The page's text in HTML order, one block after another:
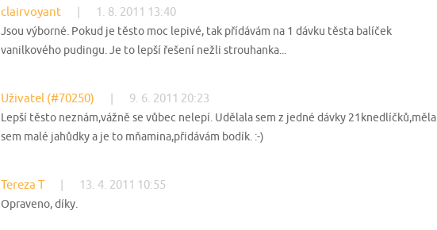
clairvoyant 1. 8. 2011 13:40
Jsou výborné. Pokud je těsto moc lepivé, tak přídávám na 1 dávku těsta balíček
vanilkového pudingu. Je to lepší řešení nežli strouhanka...
Uživatel (#70250) 9. 6. 2011 20:23
Lepší těsto neznám,vážně se vůbec nelepí. Udělala sem z jedné dávky 21knedlíčků,měla
sem malé jahůdky a je to mňamina,přidávám bodík. :-)
Tereza T 13. 4. 2011 10:55
Opraveno, díky.